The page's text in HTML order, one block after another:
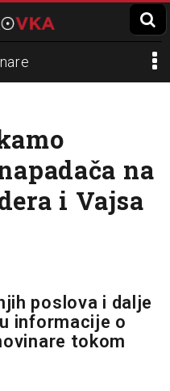
na
i Vajsa
poslova i dalje
informacije o
tokom